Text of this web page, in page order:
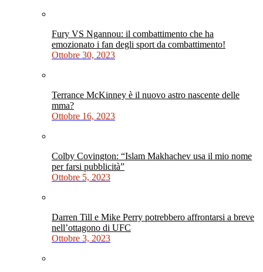
Fury VS Ngannou: il combattimento che ha
emozionato i fan degli sport da combattimento!
Ottobre 30, 2023
Terrance McKinney è il nuovo astro nascente delle
mma?
Ottobre 16, 2023
Colby Covington: “Islam Makhachev usa il mio nome
per farsi pubblicità”
Ottobre 5, 2023
Darren Till e Mike Perry potrebbero affrontarsi a breve
nell’ottagono di UFC
Ottobre 3, 2023